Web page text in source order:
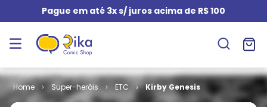
Pague em até 3x s/ juros acima de R$ 100
Super-heróis ETC Kirby Genesis